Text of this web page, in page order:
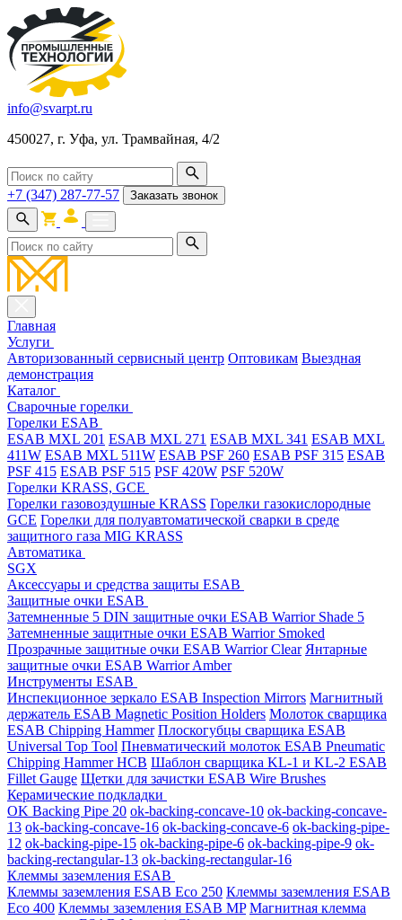
info@svarpt.ru
450027, г. Уфа, ул. Трамвайная, 4/2
+7 (347) 287-77-57 Заказать звонок
Главная
Услуги
Авторизованный сервисный центр Оптовикам Выездная
демонстрация
Каталог
Cварочные горелки
Горелки ESAB
ESAB MXL 201 ESAB MXL 271 ESAB MXL 341 ESAB MXL
411W ESAB MXL 511W ESAB PSF 260 ESAB PSF 315 ESAB
PSF 415 ESAB PSF 515 PSF 420W PSF 520W
Горелки KRASS, GCE
Горелки газовоздушные KRASS Горелки газокислородные
GCE Горелки для полуавтоматической сварки в среде
защитного газа MIG KRASS
Автоматика
SGX
Аксессуары и средства защиты ESAB
Защитные очки ESAB
Затемненные 5 DIN защитные очки ESAB Warrior Shade 5
Затемненные защитные очки ESAB Warrior Smoked
Прозрачные защитные очки ESAB Warrior Clear Янтарные
защитные очки ESAB Warrior Amber
Инструменты ESAB
Инспекционное зеркало ESAB Inspection Mirrors Магнитный
держатель ESAB Magnetic Position Holders Молоток сварщика
ESAB Chipping Hammer Плоскогубцы сварщика ESAB
Universal Top Tool Пневматический молоток ESAB Pneumatic
Chipping Hammer HCB Шаблон сварщика KL-1 и KL-2 ESAB
Fillet Gauge Щетки для зачистки ESAB Wire Brushes
Керамические подкладки
OK Backing Pipe 20 ok-backing-concave-10 ok-backing-concave-
13 ok-backing-concave-16 ok-backing-concave-6 ok-backing-pipe-
12 ok-backing-pipe-15 ok-backing-pipe-6 ok-backing-pipe-9 ok-
backing-rectangular-13 ok-backing-rectangular-16
Клеммы заземления ESAB
Клеммы заземления ESAB Eco 250 Клеммы заземления ESAB
Eco 400 Клеммы заземления ESAB MP Магнитная клемма